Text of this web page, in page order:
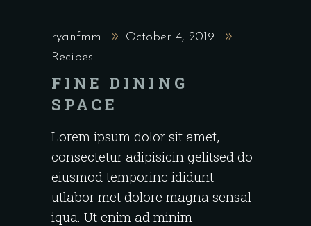
ryanfmm
October 4, 2019
Recipes
FINE DINING
SPACE
Lorem ipsum dolor sit amet,
consectetur adipisicin gelitsed do
eiusmod temporinc ididunt
utlabor met dolore magna sensal
iqua. Ut enim ad minim